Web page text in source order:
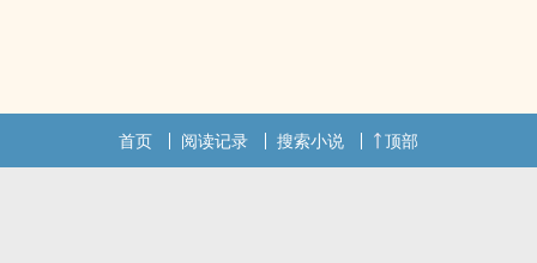
首页 阅读记录 搜索小说 顶部